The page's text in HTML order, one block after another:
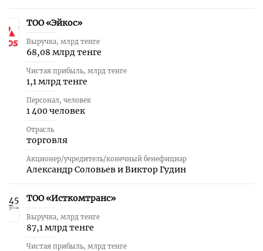
44 ТОО «Эйкос»
Выручка, млрд тенге
68,08 млрд тенге
Чистая прибыль, млрд тенге
1,1 млрд тенге
Персонал, человек
1 400 человек
Отрасль
торговля
Акционер/учредитель/конечный бенефициар
Александр Соловьев и Виктор Гудин
45 ТОО «Исткомтранс»
Выручка, млрд тенге
87,1 млрд тенге
Чистая прибыль, млрд тенге